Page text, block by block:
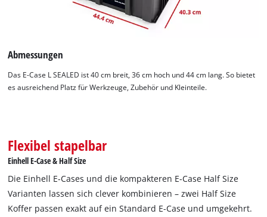
Abmessungen
Das E-Case L SEALED ist 40 cm breit, 36 cm hoch und 44 cm lang. So bietet
es ausreichend Platz für Werkzeuge, Zubehör und Kleinteile.
Flexibel stapelbar
Einhell E-Case & Half Size
Die Einhell E-Cases und die kompakteren E-Case Half Size
Varianten lassen sich clever kombinieren – zwei Half Size
Koffer passen exakt auf ein Standard E-Case und umgekehrt.